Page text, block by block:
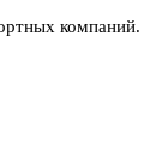
компаний.